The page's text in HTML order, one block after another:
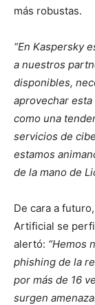
más robustas.
“En Kaspersky
a nuestros
disponibles,
aprovechar esta
como una
servicios de
estamos
de la mano de
De cara a
Artificial se
alertó: “Hemos
phishing de la
por más de 16
surgen